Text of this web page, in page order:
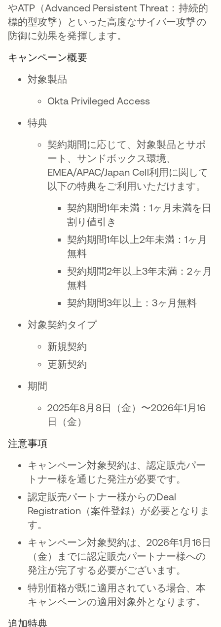
やATP（Advanced Persistent Threat：持続的
標的型攻撃）といった高度なサイバー攻撃の
防御に効果を発揮します。
キャンペーン概要
対象製品
Okta Privileged Access
特典
契約期間に応じて、対象製品とサポ
ート、サンドボックス環境、
EMEA/APAC/Japan Cell利用に関して
以下の特典をご利用いただけます。
契約期間1年未満：1ヶ月未満を日
割り値引き
契約期間1年以上2年未満：1ヶ月
無料
契約期間2年以上3年未満：2ヶ月
無料
契約期間3年以上：3ヶ月無料
対象契約タイプ
新規契約
更新契約
期間
2025年8月8日（金）〜2026年1月16
日（金）
注意事項
キャンペーン対象契約は、認定販売パー
トナー様を通じた発注が必要です。
認定販売パートナー様からのDeal
Registration（案件登録）が必要となりま
す。
キャンペーン対象契約は、2026年1月16日
（金）までに認定販売パートナー様への
発注が完了する必要がございます。
特別価格が既に適用されている場合、本
キャンペーンの適用対象外となります。
追加特典